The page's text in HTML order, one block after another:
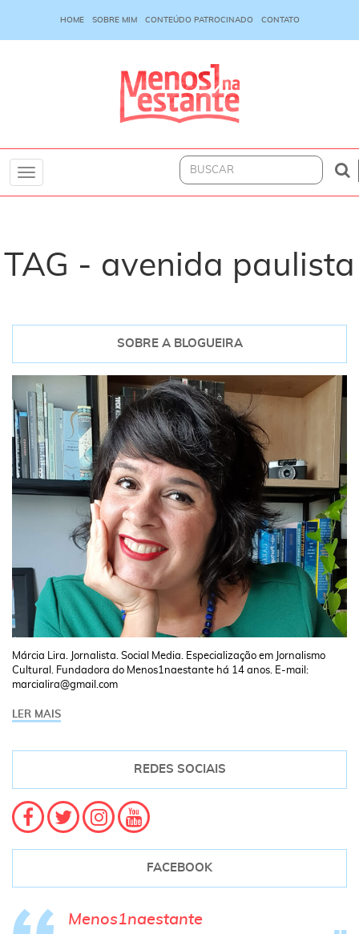
HOME SOBRE MIM CONTEÚDO PATROCINADO CONTATO
Toggle
TAG - avenida paulista
SOBRE A BLOGUEIRA
Márcia Lira. Jornalista. Social Media. Especialização em Jornalismo
Cultural. Fundadora do Menos1naestante há 14 anos. E-mail:
marcialira@gmail.com
LER MAIS
REDES SOCIAIS
FACEBOOK
Menos1naestante